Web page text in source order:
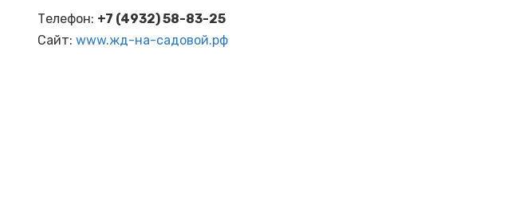
Телефон: +7 (4932) 58-83-25
Cайт: www.жд-на-садовой.рф